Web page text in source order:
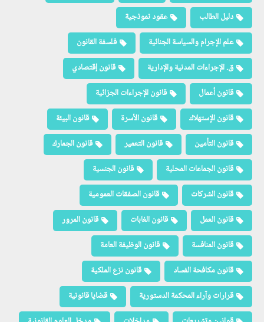
دليل الطالب
عقود نموذجية
علم الإجرام والسياسة الجنائية
فلسفة القانون
ق. الإجراءات المدنية والإدارية
قانون إقتصادي
قانون أعمال
قانون الإجراءات الجزائية
قانون الإستهلاك
قانون الأسرة
قانون البيئة
قانون التأمين
قانون التعمير
قانون الجمارك
قانون الجماعات المحلية
قانون الجنسية
قانون الشركات
قانون الصفقات العمومية
قانون العمل
قانون الغابات
قانون المرور
قانون المنافسة
قانون الوظيفة العامة
قانون مكافحة الفساد
قانون نزع الملكية
قرارات وآراء المحكمة الدستورية
قضايا قانونية